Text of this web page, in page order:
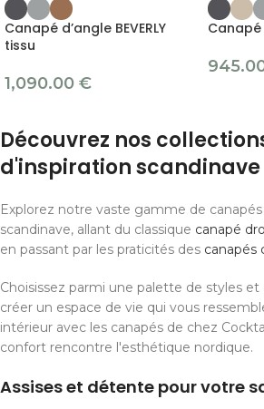
Canapé d’angle BEVERLY
tissu
1,090.00 €
Canapé
Découvrez nos
d'inspiration scandinave
Explorez notre vaste gamme de canapés
scandinave, allant du classique canapé
en passant par les praticités des canapés
Choisissez parmi une palette de styles
créer un espace de vie qui vous
intérieur avec les canapés de chez
confort rencontre l'esthétique nordique.
Assises et détente pour votre